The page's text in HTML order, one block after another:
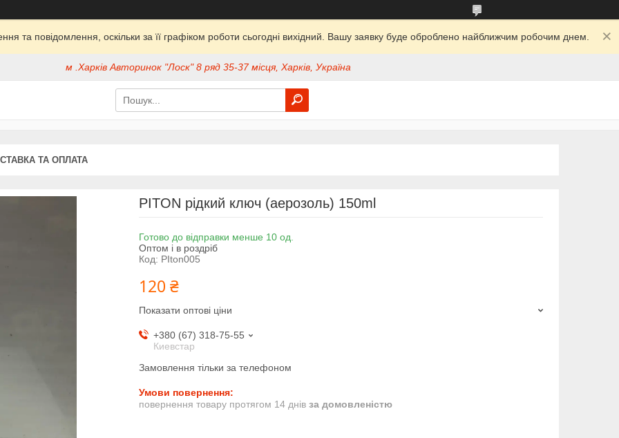
та повідомлення, оскільки за її графіком роботи сьогодні вихідний. Вашу заявку буде оброблено найближчим робочим днем.
м .Харків Авторинок "Лоск" 8 ряд 35-37 місця, Харків, Україна
ТА ОПЛАТА
PITON рідкий ключ (аерозоль) 150ml
Готово до відправки менше 10 од.
Оптом і в роздріб
Код: PIton005
120 ₴
Показати оптові ціни
+380 (67) 318-75-55
Киевстар
Замовлення тільки за телефоном
повернення товару протягом 14 днів за домовленістю